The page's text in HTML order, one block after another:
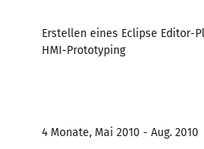
Erstellen eines Eclipse Editor-
HMI-Prototyping
4 Monate, Mai 2010 - Aug. 2010